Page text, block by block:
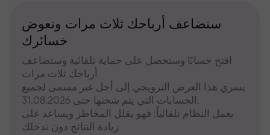
سنضاعف أرباحك ثلاث مرات ونعوض
خسائرك
افتح حسابًا وستحصل على حماية تلقائية وستضاعف
أرباحك ثلاث مرات
يسري هذا العرض الترويجي إلى أجل غير مسمى لجميع
الحسابات التي يتم شحنها حتى 31.08.2026.
يعمل النظام تلقائياً: فهو يقلل المخاطر ويساعد على
زيادة النتائج دون تدخلك